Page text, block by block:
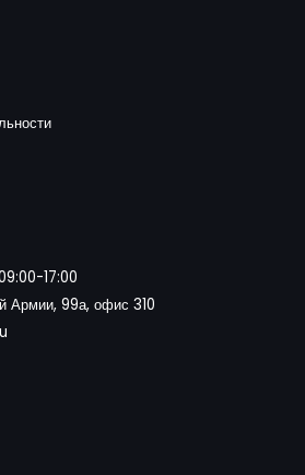
17:00
Армии, 99а, офис 310